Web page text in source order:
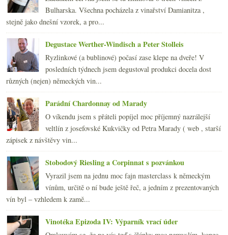
►dubna(20)
března(23)
►února(20)
►ledna (21)
►2010(249)
►2009(249)
►2008(270)
►2007(108)
Bulharska. Všechna pocházela z vinařství Damianitza ,
stejně jako dnešní vzorek, a pro...
Degustace Werther-Windisch a Peter Stolleis
Ryzlinkové (a bublinové) počasí zase klepe na dveře! V
posledních týdnech jsem degustoval produkci docela dost
různých (nejen) německých vin...
Parádní Chardonnay od Marady
O víkendu jsem s přáteli popíjel moc příjemný nazrálejší
veltlín z josefovské Kukvičky od Petra Marady ( web , starší
zápisek z návštěvy vin...
Stobodový Riesling a Corpinnat s pozvánkou
Vyrazil jsem na jednu moc fajn masterclass k německým
vínům, určitě o ní bude ještě řeč, a jedním z prezentovaných
vín byl – vzhledem k zamě...
Vinotéka Epizoda IV: Výparník vrací úder